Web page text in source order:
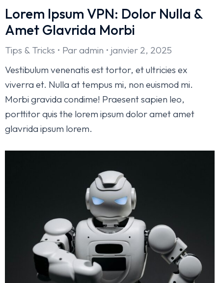
Lorem Ipsum VPN: Dolor Nulla &
Amet Glavrida Morbi
Tips & Tricks Paradmin
janvier 2, 2025
Vestibulum venenatis est tortor, et ultricies ex
viverra et. Nulla at tempus mi, non euismod mi.
Morbi gravida condime! Praesent sapien leo,
porttitor quis the lorem ipsum dolor amet amet
glavrida ipsum lorem.